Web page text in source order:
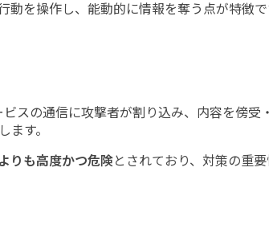
を操作し、能動的に情報を奪う点が特徴で
の通信に攻撃者が割り込み、内容を傍受
す。
りも高度かつ危険とされており、対策の重要